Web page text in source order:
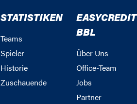
STATISTIKEN
Teams
Spieler
Historie
Zuschauende
EASYCREDIT
BBL
Über Uns
Office-Team
Jobs
Partner